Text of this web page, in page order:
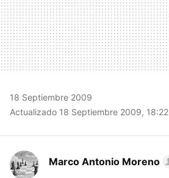
18 Septiembre 2009
Actualizado 18 Septiembre 2009, 18:22
Marco Antonio Moreno